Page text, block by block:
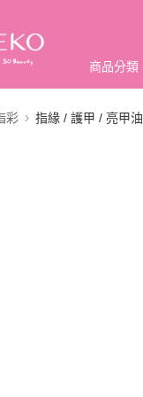
商品分類
彩 指緣 / 護甲 / 亮甲油